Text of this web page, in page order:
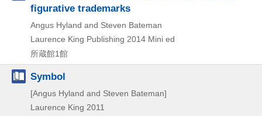
figurative trademarks
Angus Hyland and Steven Bateman
Laurence King Publishing 2014 Mini ed
所蔵館1館
Symbol
[Angus Hyland and Steven Bateman]
Laurence King 2011